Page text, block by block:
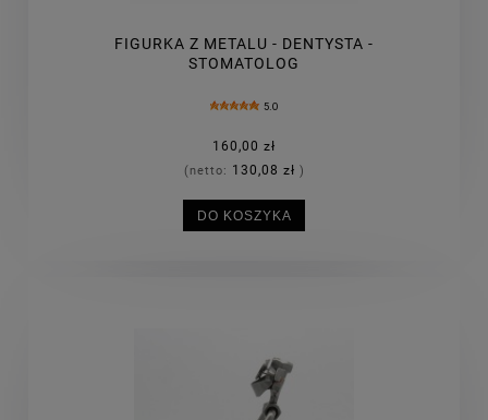
FIGURKA Z METALU - DENTYSTA -
STOMATOLOG
5.0
160,00 zł
(netto: 130,08 zł )
DO KOSZYKA